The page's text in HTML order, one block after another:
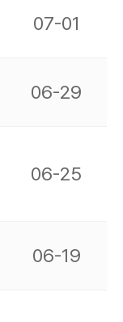
07-01
06-29
06-25
06-19